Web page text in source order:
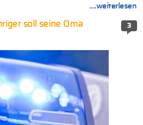
....weiterlesen
3
soll seine Oma